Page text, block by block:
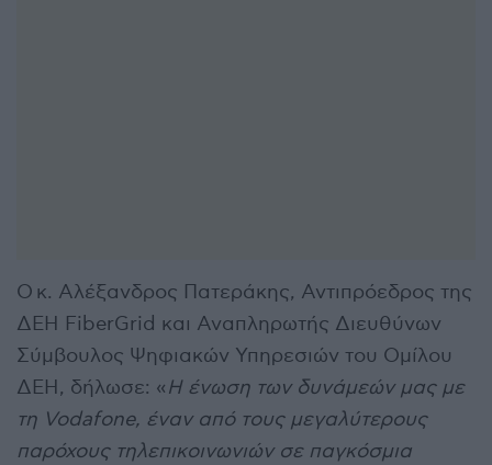
Ο κ. Αλέξανδρος Πατεράκης, Αντιπρόεδρος της
ΔΕΗ FiberGrid και Αναπληρωτής Διευθύνων
Σύμβουλος Ψηφιακών Υπηρεσιών του Ομίλου
ΔΕΗ, δήλωσε: «Η ένωση των δυνάμεών μας με
τη Vodafone, έναν από τους μεγαλύτερους
παρόχους τηλεπικοινωνιών σε παγκόσμια